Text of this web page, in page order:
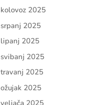
kolovoz 2025
srpanj 2025
lipanj 2025
svibanj 2025
travanj 2025
ožujak 2025
veljača 2025